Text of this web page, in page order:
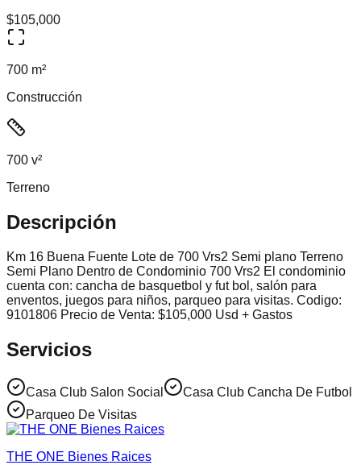
$105,000
700 m²
Construcción
700 v²
Terreno
Descripción
Km 16 Buena Fuente Lote de 700 Vrs2 Semi plano Terreno
Semi Plano Dentro de Condominio 700 Vrs2 El condominio
cuenta con: cancha de basquetbol y fut bol, salón para
enventos, juegos para niños, parqueo para visitas. Codigo:
9101806 Precio de Venta: $105,000 Usd + Gastos
Servicios
Casa Club Salon Social
Casa Club Cancha De Futbol
Parqueo De Visitas
THE ONE Bienes Raices